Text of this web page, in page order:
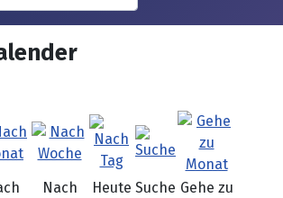
Nach
Heute Suche Gehe zu